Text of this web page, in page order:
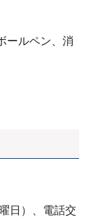
ールペン、消
日）、電話交